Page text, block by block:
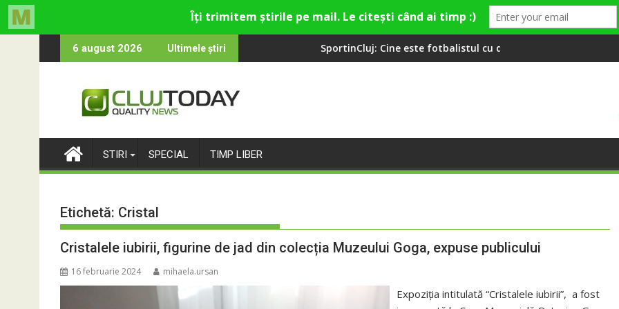
to
6 august 2026 Ultimele știri
și de divertisment din Cluj-Napoca
o întrebare SportinCluj: Cine este fotbalistul cu două diplome care a învățat româna la 2 ani
Compania de Apă Someș,
STIRI SPECIAL TIMP LIBER
Etichetă: Cristal
Cristalele iubirii, figurine de jad din colecția Muzeului Goga, expuse publicului
16 februarie 2024 mihaela.ursan
Expoziția intitulată “Cristalele iubirii”, a fost